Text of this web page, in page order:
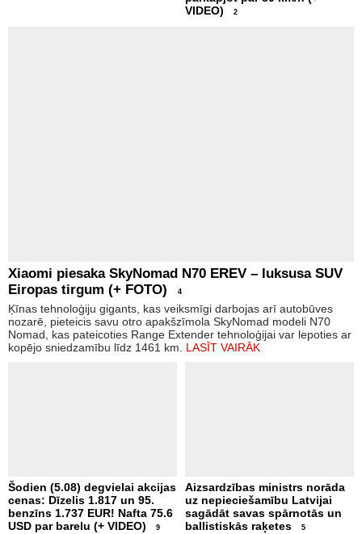
VIDEO)
2
Xiaomi piesaka SkyNomad N70 EREV – luksusa SUV
Eiropas tirgum (+ FOTO)
4
Ķīnas tehnoloģiju gigants, kas veiksmīgi darbojas arī autobūves
nozarē, pieteicis savu otro apakšzīmola SkyNomad modeli N70
Nomad, kas pateicoties Range Extender tehnoloģijai var lepoties ar
kopējo sniedzamību līdz 1461 km. LASĪT VAIRĀK
Šodien (5.08) degvielai akcijas
cenas: Dīzelis 1.817 un 95.
benzīns 1.737 EUR! Nafta 75.6
USD par barelu (+ VIDEO)
9
Aizsardzības ministrs norāda
uz nepieciešamību Latvijai
sagādāt savas spārnotās un
ballistiskās raķetes
5